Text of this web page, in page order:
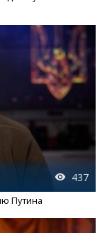
437
Путина